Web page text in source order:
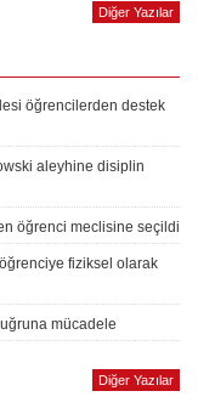
Diğer Yazılar
öğrencilerden destek
aleyhine disiplin
öğrenci meclisine seçildi
fiziksel olarak
mücadele
Diğer Yazılar